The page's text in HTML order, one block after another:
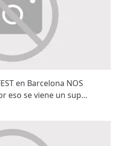
en Barcelona NOS
eso se viene un sup…